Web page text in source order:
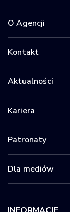
O Agencji
Kontakt
Aktualności
Kariera
Patronaty
Dla mediów